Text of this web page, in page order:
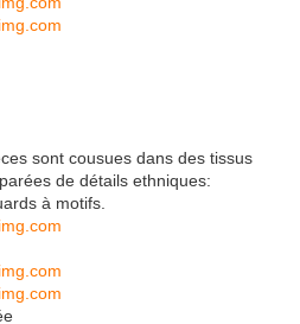
sont cousues dans des tissus
de détails ethniques:
à motifs.